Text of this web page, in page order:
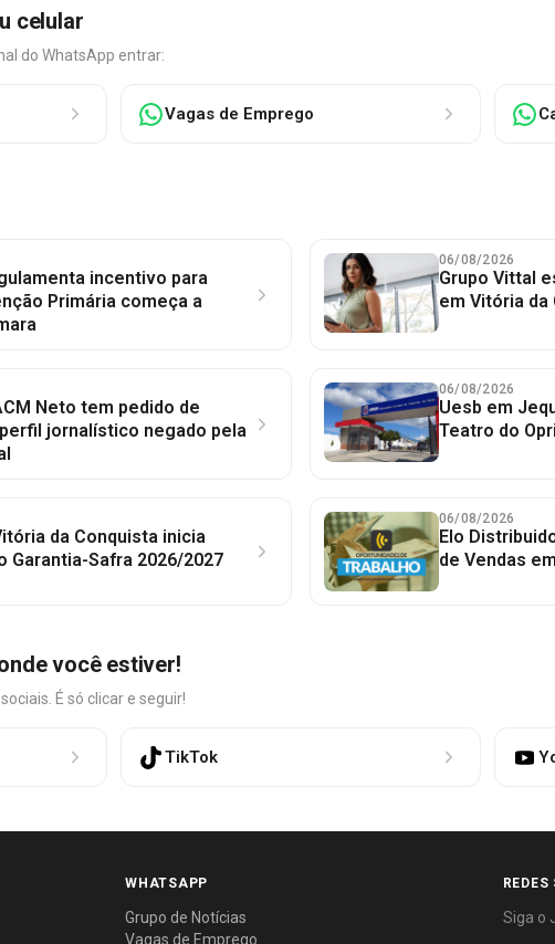
celular
do WhatsApp entrar:
Vagas de Emprego
incentivo para
Primária começa a
06/08/2026
Grupo Vittal
em Vitória da
Neto tem pedido de
jornalístico negado pela
06/08/2026
Uesb em
Teatro do
da Conquista inicia
Garantia-Safra 2026/2027
06/08/2026
Elo
de Vendas
você estiver!
É só clicar e seguir!
TikTok
WHATSAPP
Grupo de Notícias
Vagas de Emprego
Siga o